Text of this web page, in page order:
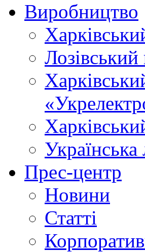
Виробництво
Прес-центр
Новини
Статті